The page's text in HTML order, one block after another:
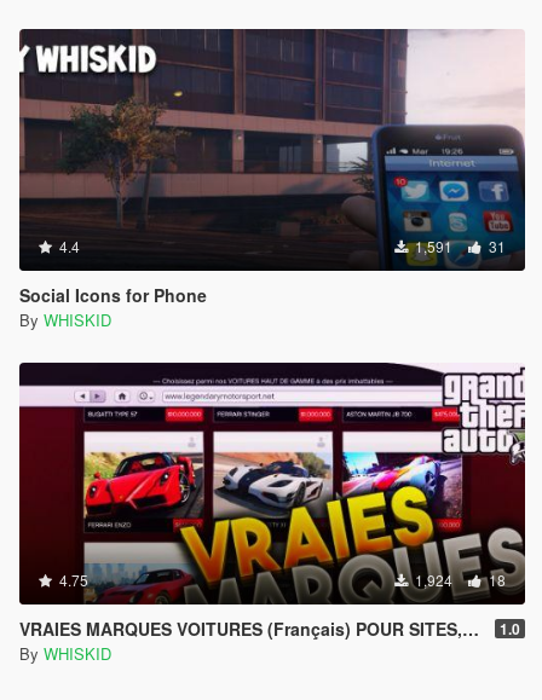
4.4 1,591 31
Social Icons for Phone
By WHISKID
4.75 1,924 18
VRAIES MARQUES VOITURES (Français) POUR SITES, MENYOO, ETC... 1.0
By WHISKID